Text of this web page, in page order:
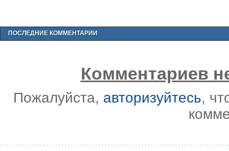
ПОСЛЕДНИЕ КОММЕНТАРИИ
Комментариев
Пожалуйста, авторизуйтесь,